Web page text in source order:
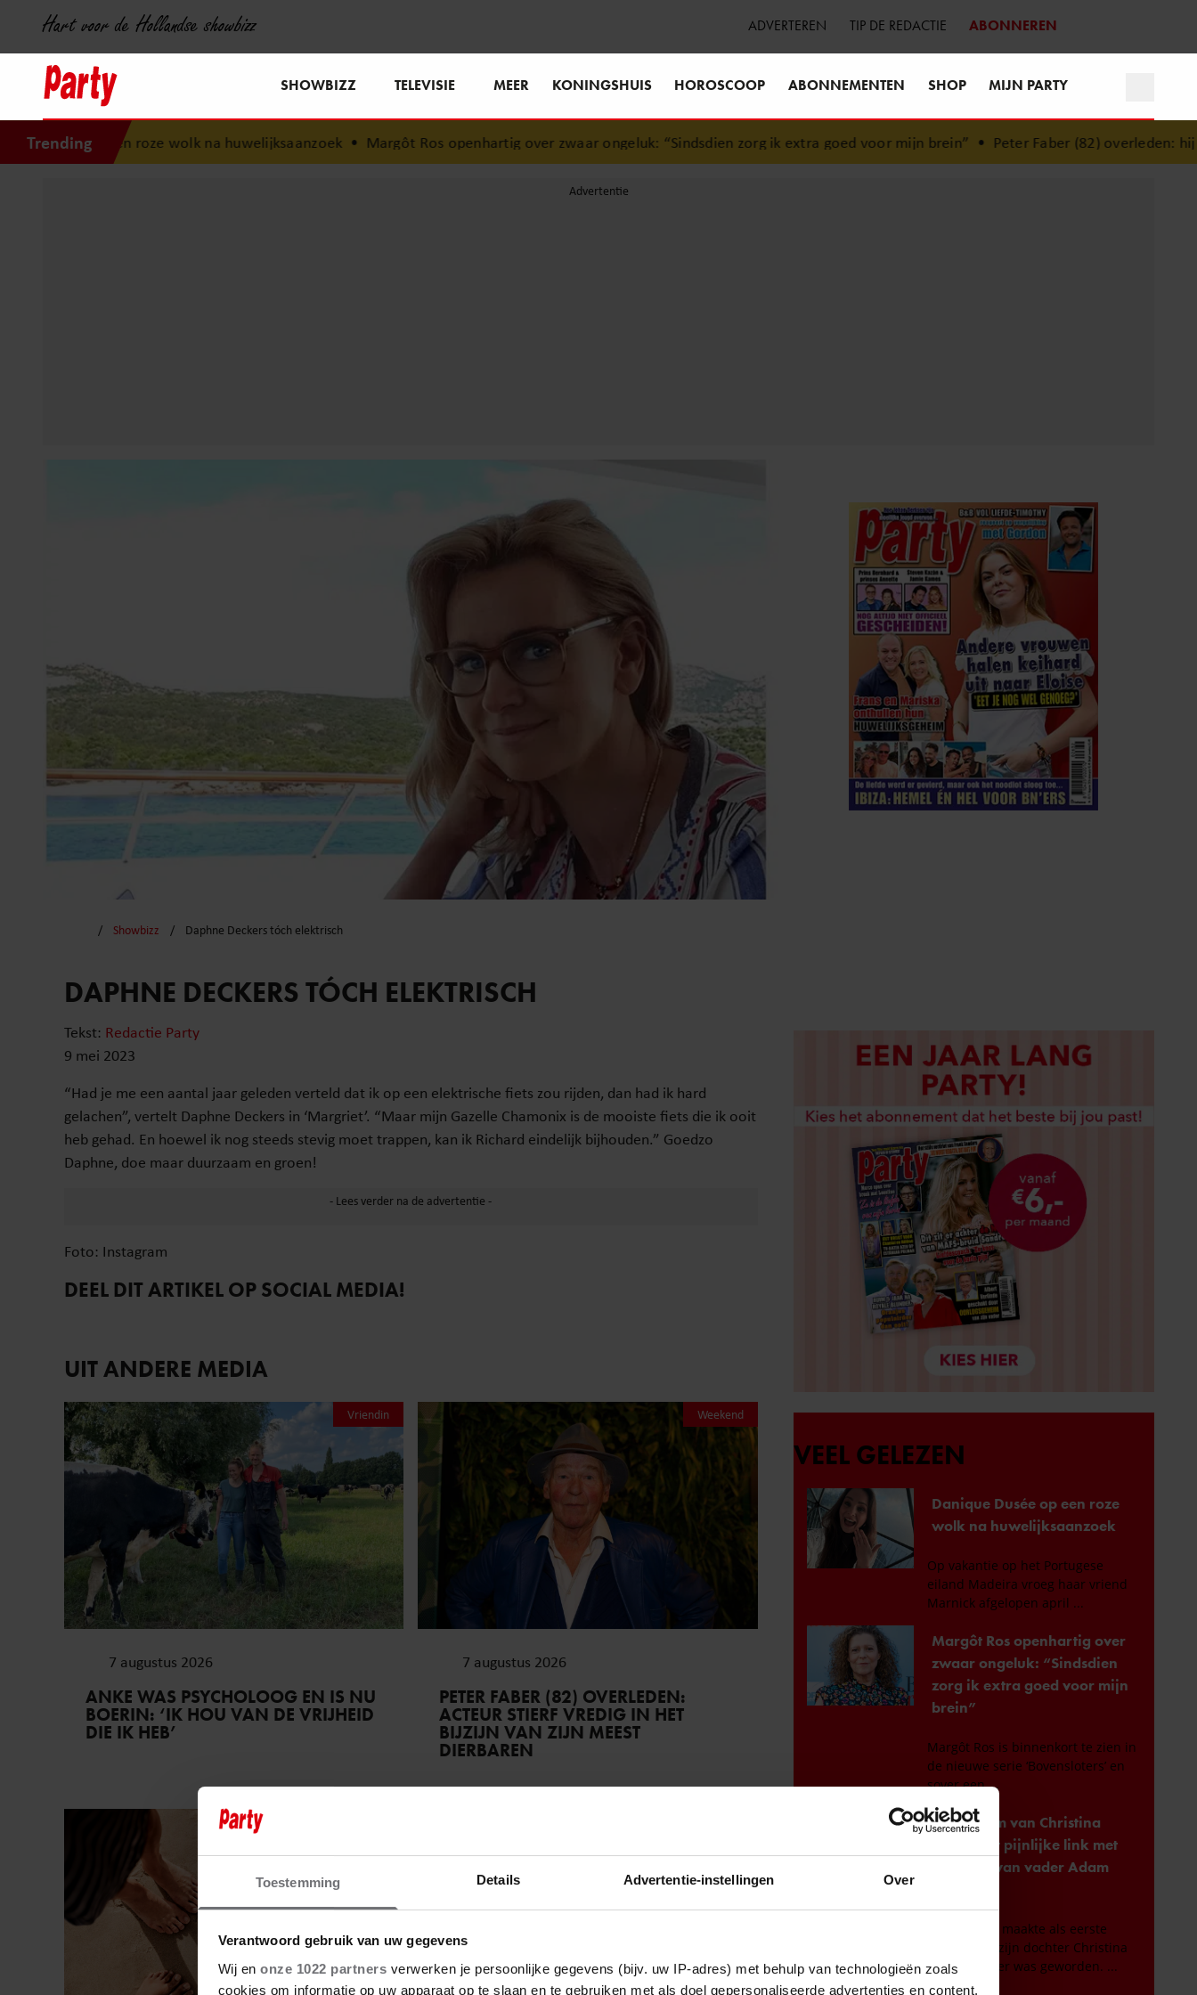
Toestemming Details Advertentie-instellingen Over
Verantwoord gebruik van uw gegevens
Wij en onze 1022 partners verwerken je persoonlijke gegevens (bijv. uw IP-adres) met behulp van technologieën zoals
cookies om informatie op uw apparaat op te slaan en te gebruiken met als doel gepersonaliseerde advertenties en content,
Hart voor de Hollandse showbizz ADVERTEREN TIP DE REDACTIE ABONNEREN
SHOWBIZZ TELEVISIE MEER KONINGSHUIS HOROSCOOP ABONNEMENTEN SHOP MIJN PARTY
Trending
roze wolk na huwelijksaanzoek•Margôt Ros openhartig over zwaar ongeluk: “Sindsdien zorg ik extra goed voor mijn brein” •Peter Faber (82) overleden: hij stierf vredig in
Showbizz Daphne Deckers tóch elektrisch
DAPHNE DECKERS TÓCH ELEKTRISCH
Tekst: Redactie Party
9 mei 2023
“Had je me een aantal jaar geleden verteld dat ik op een elektrische fiets zou rijden, dan had ik hard
gelachen”, vertelt Daphne Deckers in ‘Margriet’. “Maar mijn Gazelle Chamonix is de mooiste fiets die ik ooit
heb gehad. En hoewel ik nog steeds stevig moet trappen, kan ik Richard eindelijk bijhouden.” Goedzo
Daphne, doe maar duurzaam en groen!
Foto: Instagram
DEEL DIT ARTIKEL OP SOCIAL MEDIA!
UIT ANDERE MEDIA
Vriendin
7 augustus 2026
ANKE WAS PSYCHOLOOG EN IS NU
BOERIN: ‘IK HOU VAN DE VRIJHEID
DIE IK HEB’
Weekend
7 augustus 2026
PETER FABER (82) OVERLEDEN:
ACTEUR STIERF VREDIG IN HET
BIJZIJN VAN ZIJN MEEST
DIERBAREN